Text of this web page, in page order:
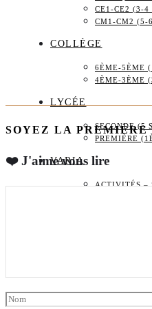
CE1-CE2 (3-4
CM1-CM2 (5-
COLLÈGE
6ÈME-5ÈME
4ÈME-3ÈME
LYCÉE
SECONDE (5
PREMIÈRE
VARIA
ACTIVITÉS –
SOYEZ LA PREMIÈRE
❤️ J'aime vous lire